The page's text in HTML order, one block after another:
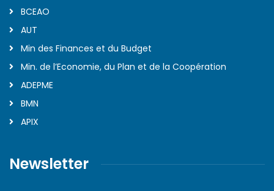
BCEAO
AUT
Min des Finances et du Budget
Min. de l’Economie, du Plan et de la Coopération
ADEPME
BMN
APIX
Newsletter